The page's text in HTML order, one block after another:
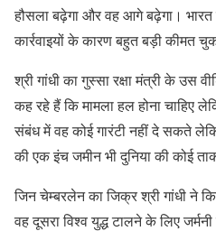
हौसला बढ़ेगा और वह आगे बढ़ेगा। भारत
कार्रवाइयों के कारण बहुत बड़ी कीमत
श्री गांधी का गुस्सा रक्षा मंत्री के उस
कह रहे हैं कि मामला हल होना चाहिए
संबंध में वह कोई गारंटी नहीं दे सकते
की एक इंच जमीन भी दुनिया की कोई
जिन चेम्बरलेन का जिक्र श्री गांधी ने
वह दूसरा विश्व युद्ध टालने के लिए